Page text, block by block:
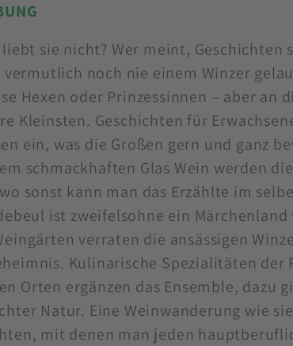
liebt sie nicht? Wer meint, Geschichten
noch nie einem Winzer
Hexen oder Prinzessinnen – aber an
Kleinsten. Geschichten für
ein, was die Großen gern und ganz
schmackhaften Glas Wein werden
sonst kann man das Erzählte im
ist zweifelsohne ein
verraten die ansässigen
Kulinarische Spezialitäten der
Orten ergänzen das Ensemble, dazu
Natur. Eine Weinwanderung wie
mit denen man jeden